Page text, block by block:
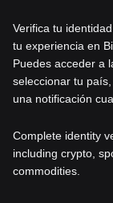
Verifica tu
tu experiencia en
Puedes acceder a
seleccionar tu
una notificación
Complete identity
including crypto,
commodities.